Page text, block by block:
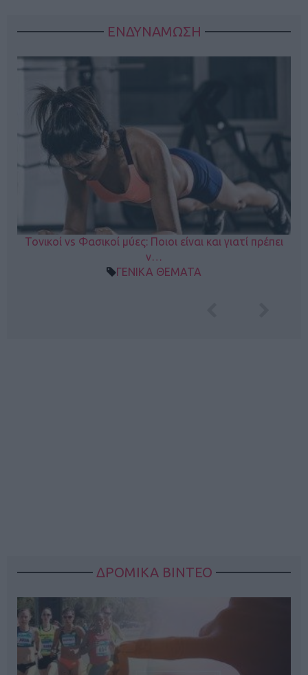
ΕΝΔΥΝΑΜΩΣΗ
Τονικοί vs Φασικοί μύες: Ποιοι είναι και γιατί πρέπει
ν…
ΓΕΝΙΚΑ ΘΕΜΑΤΑ
ΔΡΟΜΙΚΑ ΒΙΝΤΕΟ